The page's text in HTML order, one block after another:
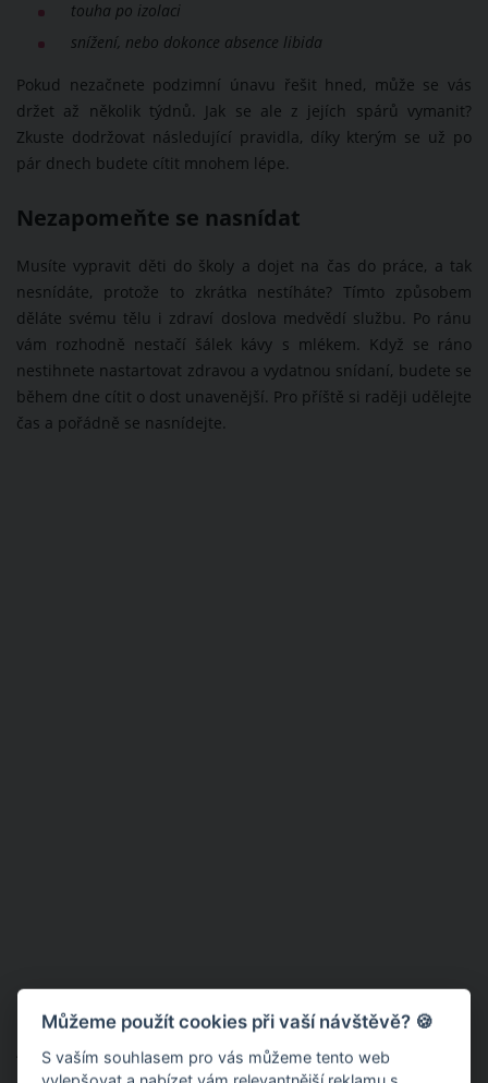
touha po izolaci
snížení, nebo dokonce absence libida
Pokud nezačnete podzimní únavu řešit hned, může se vás
držet až několik týdnů. Jak se ale z jejích spárů vymanit?
Zkuste dodržovat následující pravidla, díky kterým se už po
pár dnech budete cítit mnohem lépe.
Nezapomeňte se nasnídat
Musíte vypravit děti do školy a dojet na čas do práce, a tak
nesnídáte, protože to zkrátka nestíháte? Tímto způsobem
děláte svému tělu i zdraví doslova medvědí službu. Po ránu
vám rozhodně nestačí šálek kávy s mlékem. Když se ráno
nestihnete nastartovat zdravou a vydatnou snídaní, budete se
během dne cítit o dost unavenější. Pro příště si raději udělejte
čas a pořádně se nasnídejte.
Pijte v průběhu dne, co hrdlo ráčí
Aby si vás podzimní únava tolik nepodmanila, důležitý pro vás
je i pravidelný pitný režim. V průběhu dne vypijte alespoň dva
Můžeme použít cookies při vaší návštěvě? 🍪
S vaším souhlasem pro vás můžeme tento web